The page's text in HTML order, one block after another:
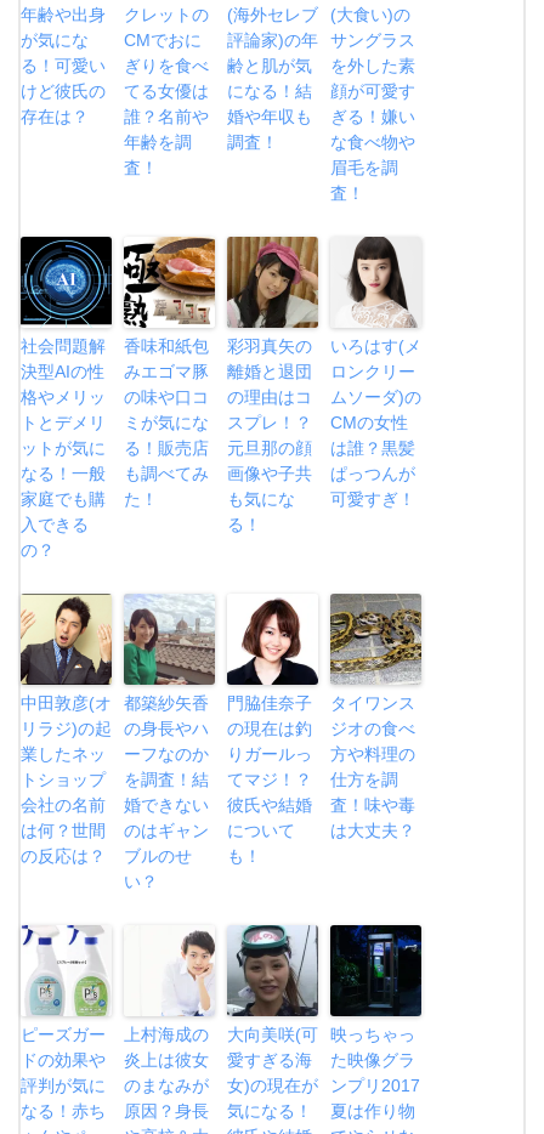
年齢や出身
が気にな
る！可愛い
けど彼氏の
存在は？
クレットの
CMでおに
ぎりを食べ
てる女優は
誰？名前や
年齢を調
査！
(海外セレブ
評論家)の年
齢と肌が気
になる！結
婚や年収も
調査！
(大食い)の
サングラス
を外した素
顔が可愛す
ぎる！嫌い
な食べ物や
眉毛を調
査！
社会問題解
決型AIの性
格やメリッ
トとデメリ
ットが気に
なる！一般
家庭でも購
入できる
の？
香味和紙包
みエゴマ豚
の味や口コ
ミが気にな
る！販売店
も調べてみ
た！
彩羽真矢の
離婚と退団
の理由はコ
スプレ！？
元旦那の顔
画像や子共
も気にな
る！
いろはす(メ
ロンクリー
ムソーダ)の
CMの女性
は誰？黒髪
ぱっつんが
可愛すぎ！
中田敦彦(オ
リラジ)の起
業したネッ
トショップ
会社の名前
は何？世間
の反応は？
都築紗矢香
の身長やハ
ーフなのか
を調査！結
婚できない
のはギャン
ブルのせ
い？
門脇佳奈子
の現在は釣
りガールっ
てマジ！？
彼氏や結婚
について
も！
タイワンス
ジオの食べ
方や料理の
仕方を調
査！味や毒
は大丈夫？
ピーズガー
ドの効果や
評判が気に
なる！赤ち
上村海成の
炎上は彼女
のまなみが
原因？身長
大向美咲(可
愛すぎる海
女)の現在が
気になる！
映っちゃっ
た映像グラ
ンプリ2017
夏は作り物